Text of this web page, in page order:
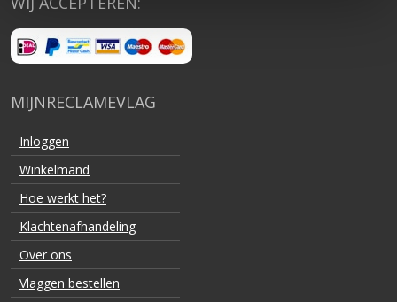
MIJNRECLAMEVLAG
Inloggen
Winkelmand
Hoe werkt het?
Klachtenafhandeling
Over ons
Vlaggen bestellen